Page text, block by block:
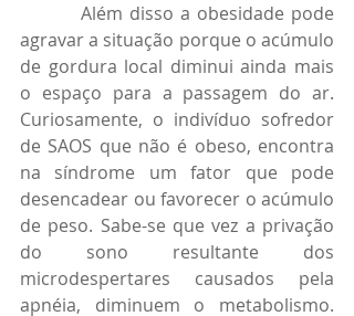
agravar a situação porque o acúmulo
de gordura local diminui ainda mais
o espaço para a passagem do ar.
Curiosamente, o indivíduo sofredor
de SAOS que não é obeso, encontra
na síndrome um fator que pode
desencadear ou favorecer o acúmulo
de peso. Sabe-se que vez a privação
do sono resultante dos
microdespertares causados pela
apnéia, diminuem o metabolismo.